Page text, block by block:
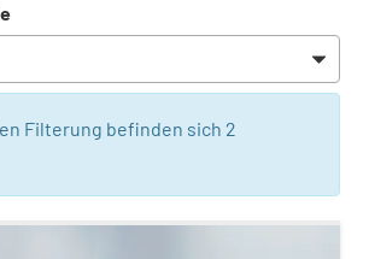
Filterung befinden sich 2